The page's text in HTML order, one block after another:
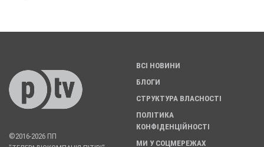
©2016-2026 ПП
ВСІ НОВИНИ
БЛОГИ
СТРУКТУРА ВЛАСНОСТІ
ПОЛІТИКА
КОНФІДЕНЦІЙНОСТІ
МИ У СОЦМЕРЕЖАХ